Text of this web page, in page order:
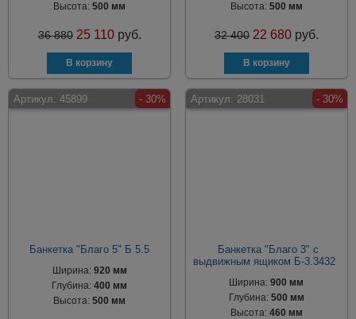
Высота:500 мм
36 880 25 110 руб.
Высота: 500 мм
32 400 22 680 руб.
Артикул: 45899 - 30%
Банкетка "Благо 5" Б 5.5
Ширина: 920 мм
Глубина:400 мм
Высота:500 мм
Артикул: 28031 - 30%
Банкетка "Благо 3" с
выдвижным ящиком Б-3.3432
Ширина:900 мм
Глубина: 500 мм
Высота: 460 мм